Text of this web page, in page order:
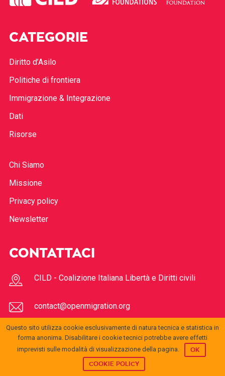
CATEGORIE
Diritto d’Asilo
Politiche di frontiera
Immigrazione & Integrazione
Dati
Risorse
Chi Siamo
Missione
Privacy policy
Newsletter
CONTATTACI
CILD - Coalizione Italiana Libertà e Diritti civili
contact@openmigration.org
FOLLOW US
Questo sito utilizza cookie esclusivamente di natura tecnica e statistica in
forma anonima. Disabilitare i cookie tecnici potrebbe avere effetti
imprevisti sulle modalità di visualizzazione della pagina.
OK
COOKIE POLICY